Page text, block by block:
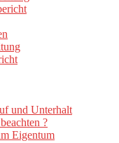
und Unterhalt
?
Eigentum